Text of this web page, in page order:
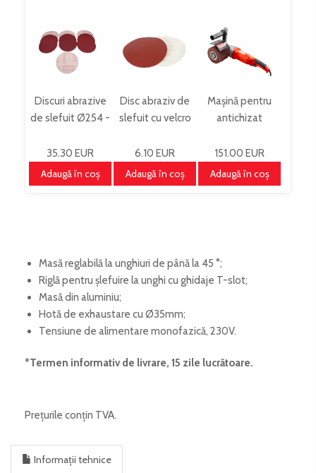
Discuri abrazive
de slefuit Ø254 -
STTSM250SET
35.30 EUR
Adaugă în coş
Disc abraziv de
slefuit cu velcro
STKTSM250K150
6.10 EUR
Adaugă în coş
Mașină pentru
antichizat
151.00 EUR
Adaugă în coş
Masă reglabilă la unghiuri de până la 45 °;
Riglă pentru șlefuire la unghi cu ghidaje T-slot;
Masă din aluminiu;
Hotă de exhaustare cu Ø35mm;
Tensiune de alimentare monofazică, 230V.
*Termen informativ de livrare, 15 zile lucrătoare.
Prețurile conțin TVA.
Informații tehnice